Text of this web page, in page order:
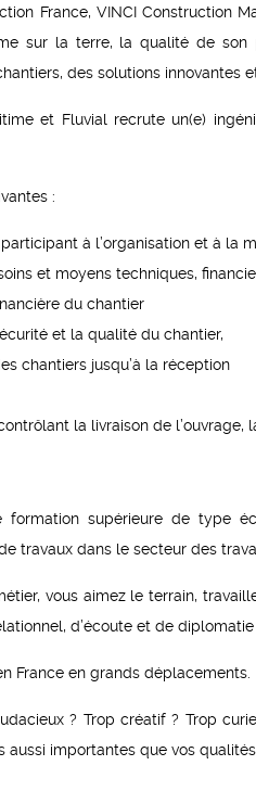
France, VINCI Construction
sur la terre, la qualité de
des solutions innovantes
et Fluvial recrute un(e)
:
à l’organisation et à la
et moyens techniques,
du chantier
et la qualité du chantier,
chantiers jusqu’à la réception
la livraison de l’ouvrage,
formation supérieure de type
travaux dans le secteur des
vous aimez le terrain,
d’écoute et de
France en grands déplacements.
? Trop créatif ? Trop
aussi importantes que vos